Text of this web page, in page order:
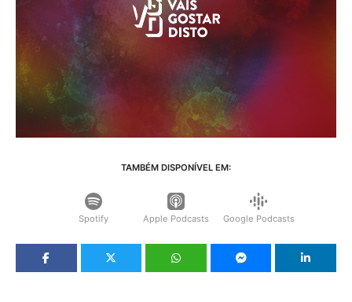
TAMBÉM DISPONÍVEL EM:
Spotify Apple Podcasts Google Podcasts